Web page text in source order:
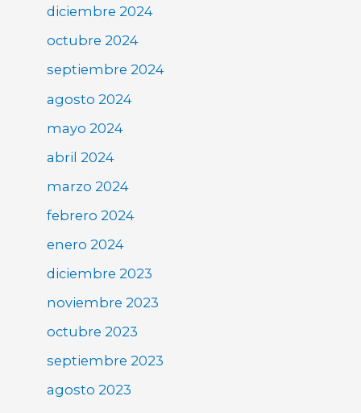
diciembre 2024
octubre 2024
septiembre 2024
agosto 2024
mayo 2024
abril 2024
marzo 2024
febrero 2024
enero 2024
diciembre 2023
noviembre 2023
octubre 2023
septiembre 2023
agosto 2023